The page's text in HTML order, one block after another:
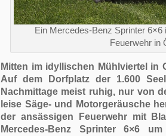
Ein Mercedes-Benz Sprinter
Feuerwehr in
Mitten im idyllischen Mühlviertel in
Auf dem Dorfplatz der 1.600
Nachmittage meist ruhig, nur von
leise Säge- und Motorgeräusche
der ansässigen Feuerwehr mit
Mercedes-Benz Sprinter 6×6